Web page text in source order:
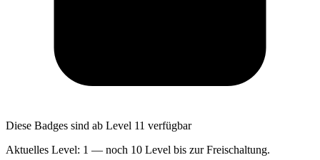
Diese Badges sind ab Level 11 verfügbar
Aktuelles Level: 1 — noch 10 Level bis zur Freischaltung.